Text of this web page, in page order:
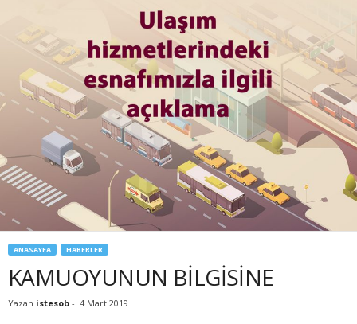
ANASAYFA HABERLER
KAMUOYUNUN BİLGİSİNE
Yazan istesob - 4 Mart 2019